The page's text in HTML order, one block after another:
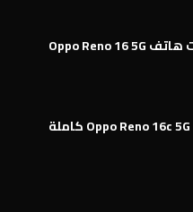
مواصفات وميزات هاتف Oppo Reno 16 5G